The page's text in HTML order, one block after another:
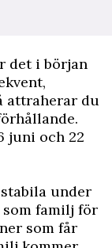
det i början
attraherar du
juni och 22
under
som familj för
som får